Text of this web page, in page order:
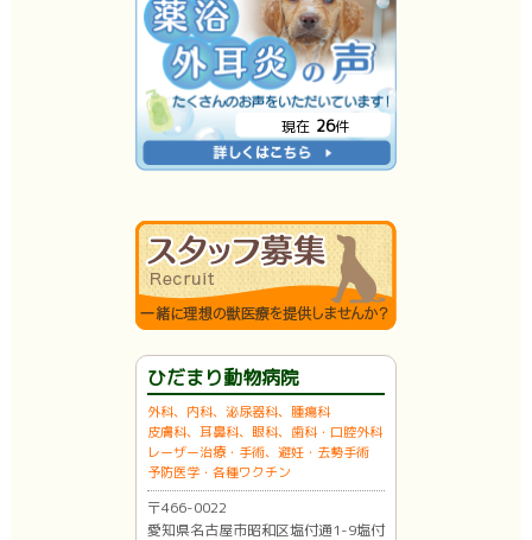
現在 26件
ひだまり動物病院
外科、内科、泌尿器科、腫瘍科
皮膚科、耳鼻科、眼科、歯科・口腔外科
レーザー治療・手術、避妊・去勢手術
予防医学・各種ワクチン
〒466-0022
愛知県名古屋市昭和区塩付通1-9塩付